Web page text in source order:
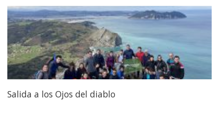
Salida a los Ojos del diablo